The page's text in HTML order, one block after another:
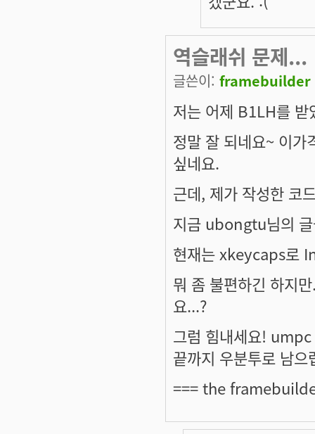
역슬래쉬 문제...
글쓴이: framebuilder
저는 어제 B1LH를 받
정말 잘 되네요~ 이가
싶네요.
근데, 제가 작성한 코
지금 ubongtu님의 글
현재는 xkeycaps로
뭐 좀 불편하긴 하지
요...?
그럼 힘내세요! umpc
끝까지 우분투로 남
=== the